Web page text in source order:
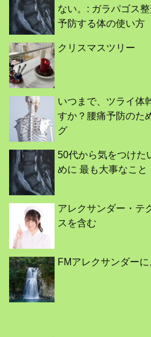
ない。: ガラパゴス
予防する体の使い方
クリスマスツリー
いつまで、ツライ体
すか？腰痛予防のた
グ
50代から気をつけた
めに 最も大事なこと
アレクサンダー・テ
スを含む
FMアレクサンダー